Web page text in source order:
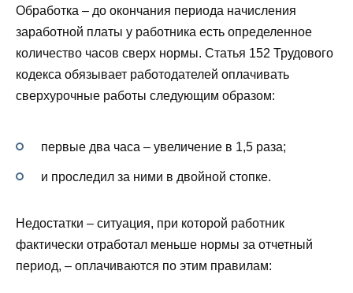
Обработка – до окончания периода начисления
заработной платы у работника есть определенное
количество часов сверх нормы. Статья 152 Трудового
кодекса обязывает работодателей оплачивать
сверхурочные работы следующим образом:
первые два часа – увеличение в 1,5 раза;
и проследил за ними в двойной стопке.
Недостатки – ситуация, при которой работник
фактически отработал меньше нормы за отчетный
период, – оплачиваются по этим правилам: